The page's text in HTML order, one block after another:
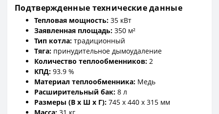
Подтвержденные технические данные
Тепловая мощность: 35 кВт
Заявленная площадь: 350 м²
Тип котла: традиционный
Тяга: принудительное дымоудаление
Количество теплообменников: 2
КПД: 93.9 %
Материал теплообменника: Медь
Расширительный бак: 8 л
Размеры (В x Ш x Г): 745 x 440 x 315 мм
Масса: 31 кг